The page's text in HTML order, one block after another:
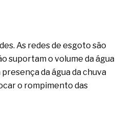
As redes de esgoto são
suportam o volume da água
da água da chuva
o rompimento das